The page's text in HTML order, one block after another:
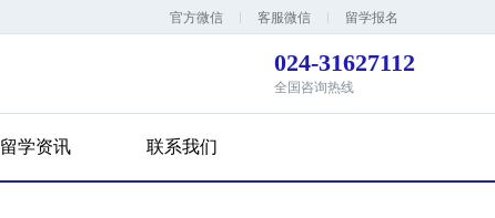
官方微信 客服微信 留学报名
024-31627112
全国咨询热线
留学资讯 联系我们